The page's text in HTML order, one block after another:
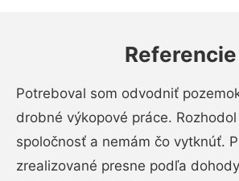
Referencie
Potreboval som odvodniť
drobné výkopové práce.
spoločnosť a nemám čo vytknúť.
zrealizované presne podľa